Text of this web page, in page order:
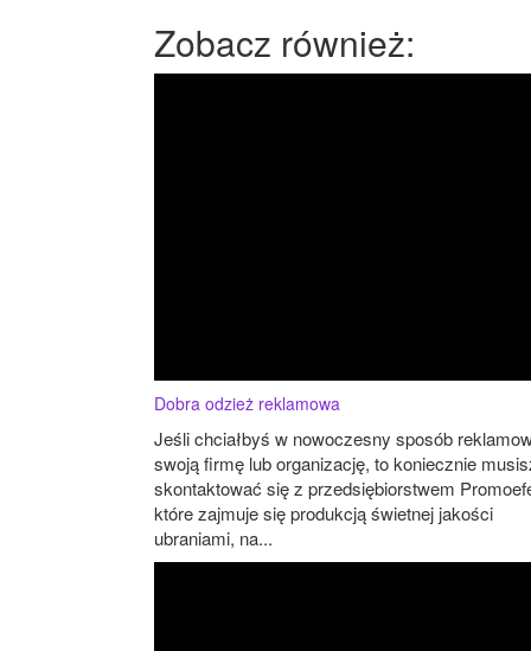
Zobacz również:
Dobra odzież reklamowa
Jeśli chciałbyś w nowoczesny sposób
swoją firmę lub organizację, to koniecznie
skontaktować się z przedsiębiorstwem
które zajmuje się produkcją świetnej jakości
ubraniami, na...